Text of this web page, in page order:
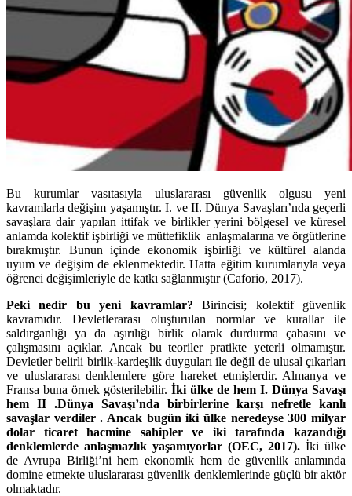
Bu kurumlar vasıtasıyla uluslararası güvenlik olgusu yeni
kavramlarla değişim yaşamıştır. I. ve II. Dünya Savaşları’nda geçerli
savaşlara dair yapılan ittifak ve birlikler yerini bölgesel ve küresel
anlamda kolektif işbirliği ve müttefiklik anlaşmalarına ve örgütlerine
bırakmıştır. Bunun içinde ekonomik işbirliği ve kültürel alanda
uyum ve değişim de eklenmektedir. Hatta eğitim kurumlarıyla veya
öğrenci değişimleriyle de katkı sağlanmıştır (Caforio, 2017).
Peki nedir bu yeni kavramlar? Birincisi; kolektif güvenlik
kavramıdır. Devletlerarası oluşturulan normlar ve kurallar ile
saldırganlığı ya da aşırılığı birlik olarak durdurma çabasını ve
çalışmasını açıklar. Ancak bu teoriler pratikte yeterli olmamıştır.
Devletler belirli birlik-kardeşlik duyguları ile değil de ulusal çıkarları
ve uluslararası denklemlere göre hareket etmişlerdir. Almanya ve
Fransa buna örnek gösterilebilir. İki ülke de hem I. Dünya Savaşı
hem II .Dünya Savaşı’nda birbirlerine karşı nefretle kanlı
savaşlar verdiler . Ancak bugün iki ülke neredeyse 300 milyar
dolar ticaret hacmine sahipler ve iki tarafında kazandığı
denklemlerde anlaşmazlık yaşamıyorlar (OEC, 2017). İki ülke
de Avrupa Birliği’ni hem ekonomik hem de güvenlik anlamında
domine etmekte uluslararası güvenlik denklemlerinde güçlü bir aktör
olmaktadır.